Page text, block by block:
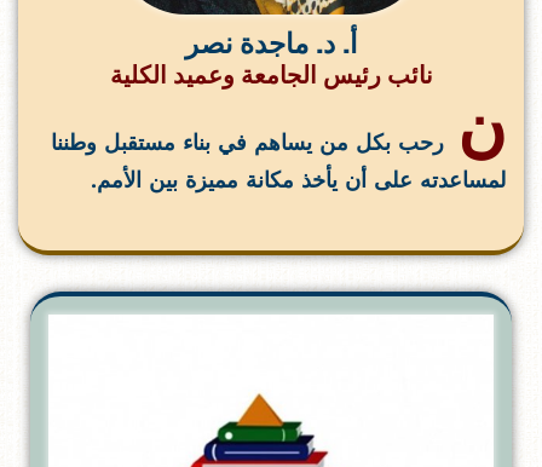
أ. د. ماجدة نصر
نائب رئيس الجامعة وعميد الكلية
ن
رحب بكل من يساهم في بناء مستقبل وطننا
لمساعدته على أن يأخذ مكانة مميزة بين الأمم.